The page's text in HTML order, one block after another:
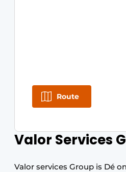
Valor Services
Valor services Group is Dé
Route